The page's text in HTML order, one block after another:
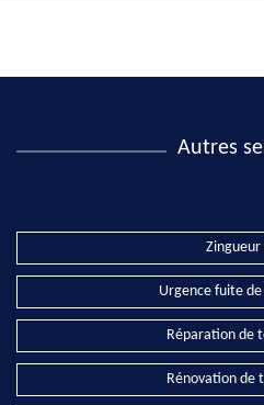
Autres
Zingueur
Urgence fuite
Réparation de
Rénovation de